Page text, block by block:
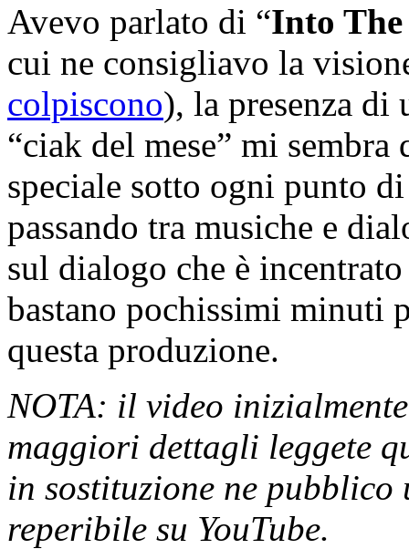
Avevo parlato di “Into
cui ne consigliavo la
colpiscono), la presenza di
“ciak del mese” mi
speciale sotto ogni punto
passando tra musiche e
sul dialogo che è
bastano pochissimi minuti
questa produzione.
NOTA: il video
maggiori dettagli leggete
in sostituzione ne
reperibile su YouTube.